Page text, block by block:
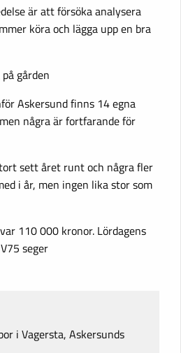
är att försöka analysera
köra och lägga upp en bra
gården
Askersund finns 14 egna
några är fortfarande för
sett året runt och några fler
i år, men ingen lika stor som
110 000 kronor. Lördagens
seger
i Vagersta, Askersunds